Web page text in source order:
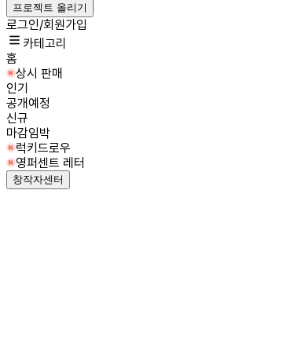
프로젝트 올리기
로그인/회원가입
카테고리
홈
상시 판매
인기
공개예정
신규
마감임박
럭키드로우
영퍼센트 레터
창작자센터